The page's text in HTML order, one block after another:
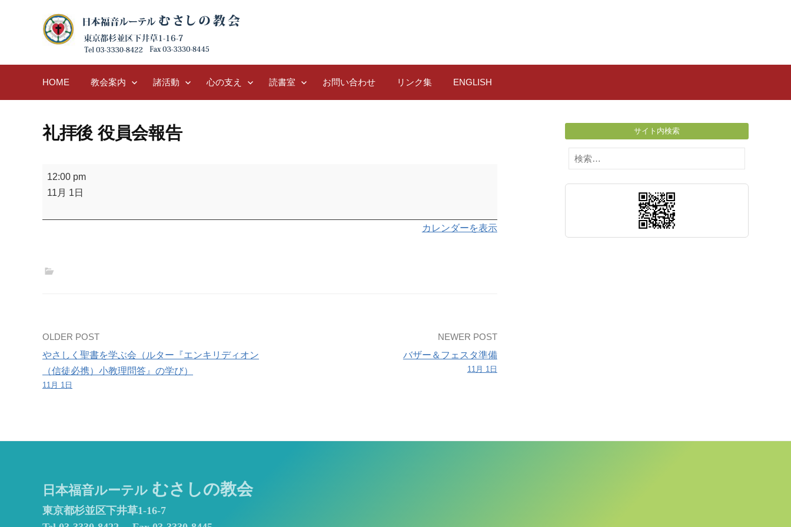
HOME 教会案内 諸活動 心の支え 読書室 お問い合わせ リンク集 ENGLISH
礼拝後 役員会報告
礼
拝
役
報
12:00 pm
11月 1日
カレンダーを表示
Post
navigation
OLDER POST
やさしく聖書を学ぶ会（ルター『エンキリディオン
（信徒必携）小教理問答』の学び）
11月 1日
NEWER POST
バザー＆フェスタ準備
11月 1日
サイト内検索
検
索:
日本福音ルーテル むさしの教会
東京都杉並区下井草1-16-7